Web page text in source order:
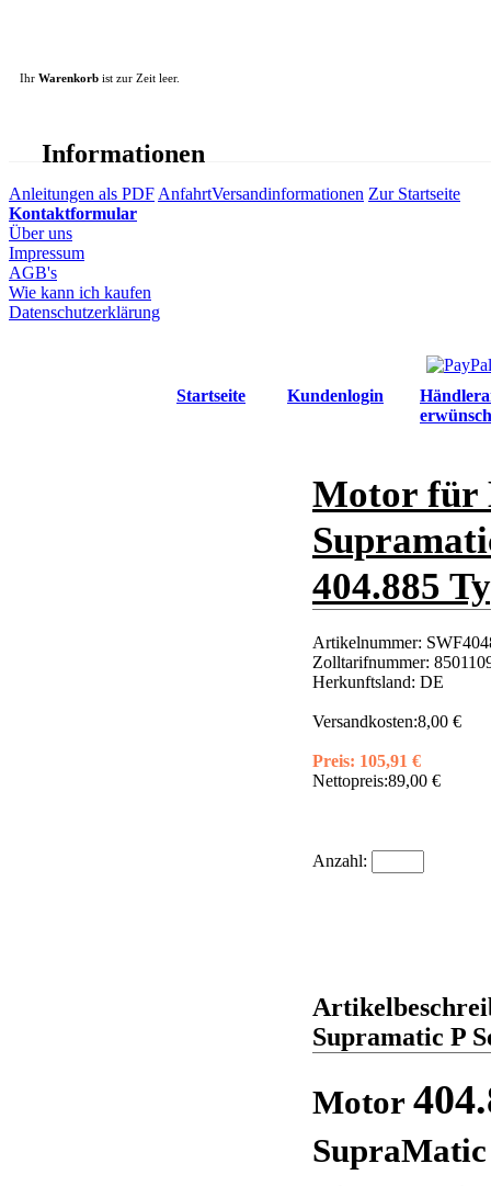
Ihr Warenkorb ist zur Zeit leer.
Informationen
Anleitungen als PDF AnfahrtVersandinformationen Zur Startseite
Kontaktformular
Über uns
Impressum
AGB's
Wie kann ich kaufen
Datenschutzerklärung
Startseite Kundenlogin
Motor für
404.885
Artikelnummer:
Zolltarifnummer:
Herkunftsland: DE
Versandkosten:8,00 €
Preis: 105,91 €
Nettopreis:89,00 €
Anzahl:
Supramatic P
Motor